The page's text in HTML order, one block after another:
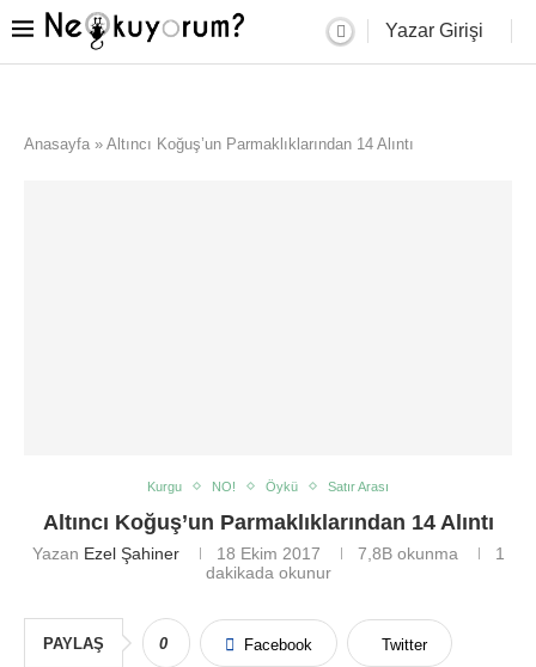
Yazar Girişi
Anasayfa » Altıncı Koğuş’un Parmaklıklarından 14 Alıntı
Kurgu NO! Öykü Satır Arası
Altıncı Koğuş’un Parmaklıklarından 14 Alıntı
Yazan Ezel Şahiner 18 Ekim 2017 7,8Bokunma
1
dakikada okunur
PAYLAŞ 0 Facebook Twitter